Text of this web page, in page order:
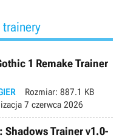
trainery
1 Remake Trainer
Rozmiar: 887.1 KB
7 czerwca 2026
Shadows Trainer v1.0-